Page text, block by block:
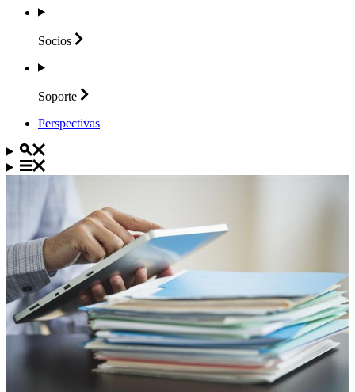
Socios
Soporte
Perspectivas